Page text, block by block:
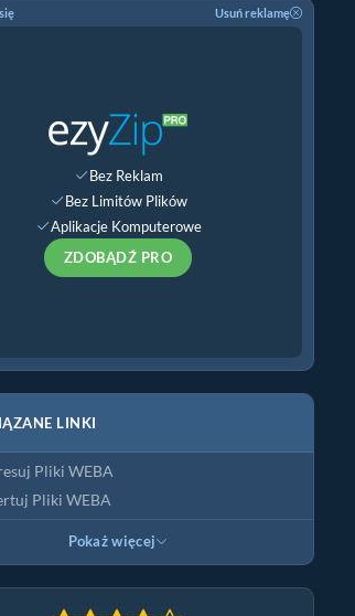
Usuń reklamę
Bez Reklam
Bez Limitów Plików
Aplikacje Komputerowe
ZDOBĄDŹ PRO
LINKI
Pliki WEBA
Pliki WEBA
Pokaż więcej